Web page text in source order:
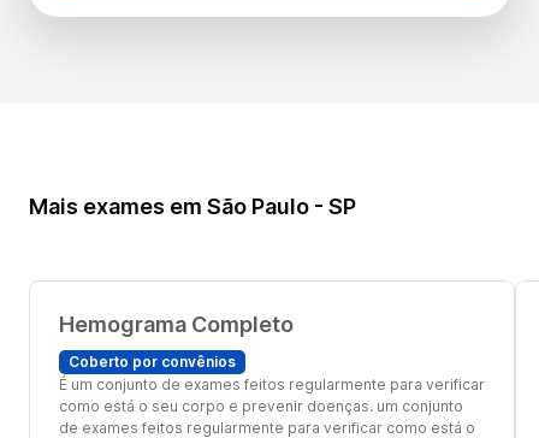
Mais exames em São Paulo - SP
Hemograma Completo
Coberto por convênios
É um conjunto de exames feitos regularmente para verificar
como está o seu corpo e prevenir doenças. um conjunto
de exames feitos regularmente para verificar como está o